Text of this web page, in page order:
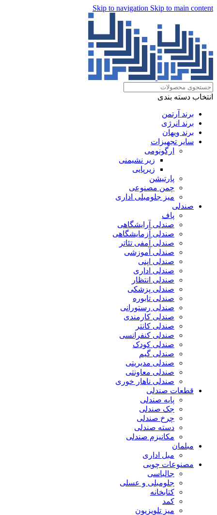
Skip to navigation Skip to main content
انتخاب دسته بندی
برند آرتمن
برند انرژی
برند ویهان
سایر تجهیزات
ارگونومی
زیر نشیمنی
زیرپایی
پارتیشن
چمن مصنوعی
میز جلومبلی اداری
صندلی
پاف
صندلی آرایشگاهی
صندلی آزمایشگاهی
صندلی آمفی تئاتر
صندلی آموزشی
صندلی اپنی
صندلی اداری
صندلی انتظار
صندلی پزشکی
صندلی تابوره
صندلی رستورانی
صندلی کارمندی
صندلی کانتر
صندلی کنفرانسی
صندلی کودک
صندلی گیم
صندلی مدیریتی
صندلی معاونتی
صندلی ناهار خوری
قطعات صندلی
پایه صندلی
جک صندلی
چرخ صندلی
دسته صندلی
مکانیزم صندلی
مبلمان
مبل اداری
مصنوعات چوبی
جالباسی
جلومبلی و عسلی
کتابخانه
کمد
میز تلویزیون